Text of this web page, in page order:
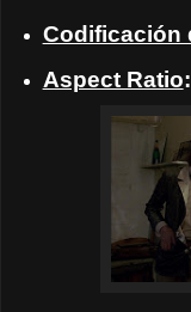
Codificación
Aspect Ratio